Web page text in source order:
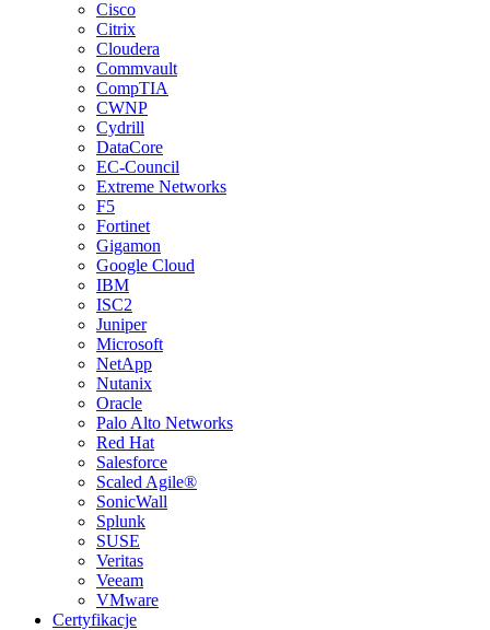
Cisco
Citrix
Cloudera
Commvault
CompTIA
CWNP
Cydrill
DataCore
EC-Council
Extreme Networks
F5
Fortinet
Gigamon
Google Cloud
IBM
ISC2
Juniper
Microsoft
NetApp
Nutanix
Oracle
Palo Alto Networks
Red Hat
Salesforce
Scaled Agile®
SonicWall
Splunk
SUSE
Veritas
Veeam
VMware
Certyfikacje